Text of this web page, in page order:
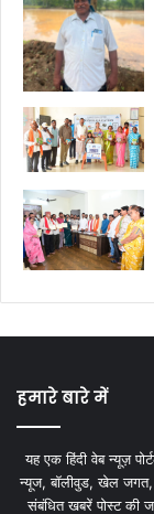
हमारे बारे में
यह एक हिंदी वेब न्यूज़
न्यूज, बॉलीवुड, खेल जगत,
संबंधित खबरें पोस्ट की